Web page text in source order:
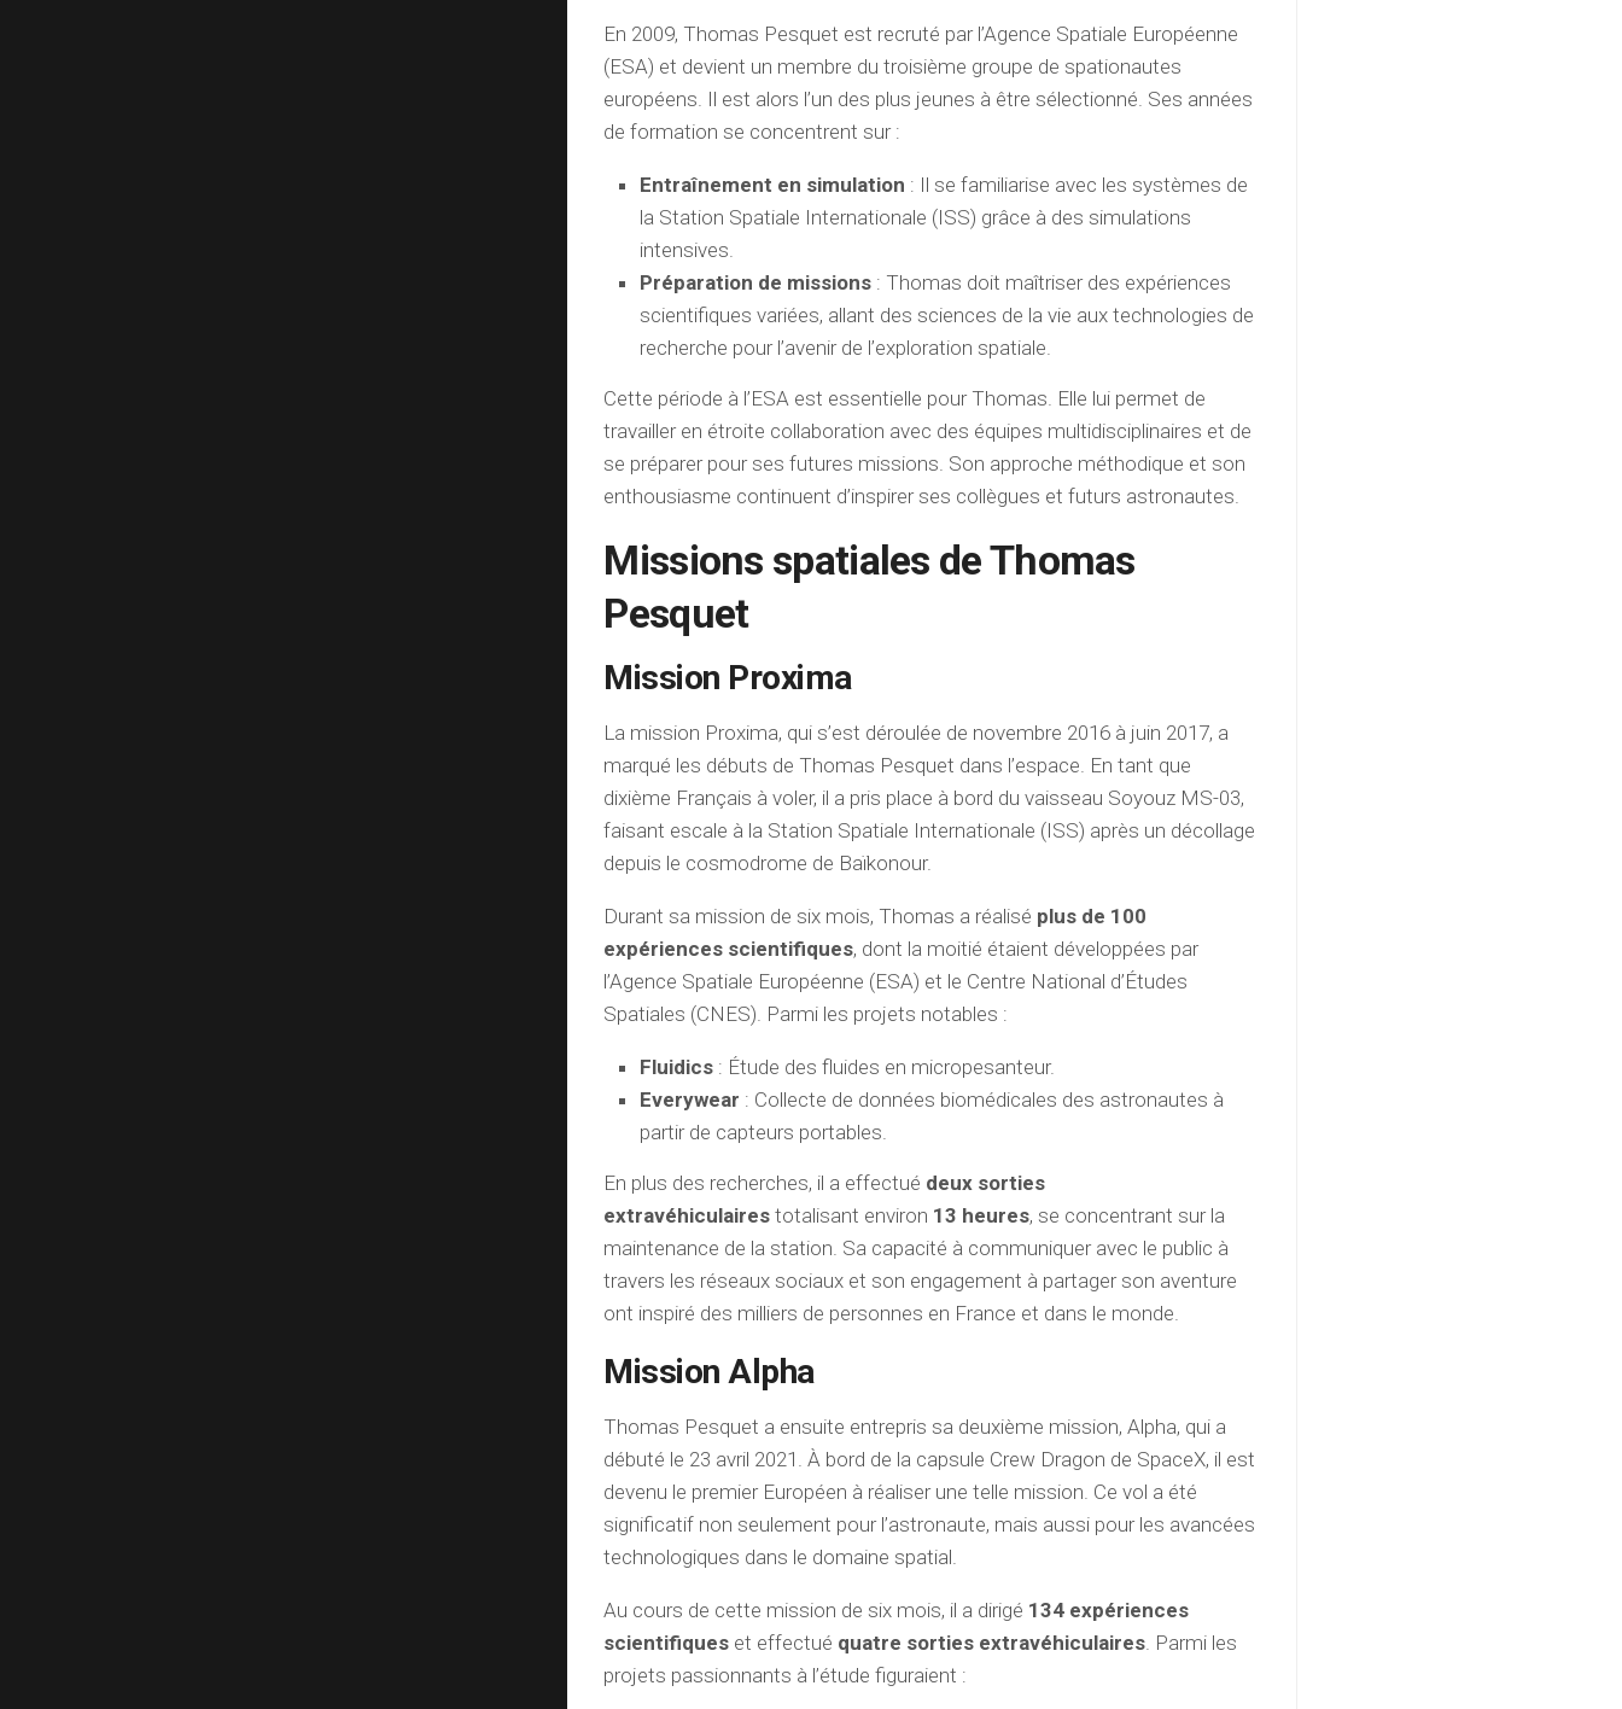
En 2009, Thomas Pesquet est recruté par l’Agence Spatiale Européenne
(ESA) et devient un membre du troisième groupe de spationautes
européens. Il est alors l’un des plus jeunes à être sélectionné. Ses années
de formation se concentrent sur :
Entraînement en simulation : Il se familiarise avec les systèmes de
la Station Spatiale Internationale (ISS) grâce à des simulations
intensives.
Préparation de missions : Thomas doit maîtriser des expériences
scientifiques variées, allant des sciences de la vie aux technologies de
recherche pour l’avenir de l’exploration spatiale.
Cette période à l’ESA est essentielle pour Thomas. Elle lui permet de
travailler en étroite collaboration avec des équipes multidisciplinaires et de
se préparer pour ses futures missions. Son approche méthodique et son
enthousiasme continuent d’inspirer ses collègues et futurs astronautes.
Missions spatiales de Thomas
Pesquet
Mission Proxima
La mission Proxima, qui s’est déroulée de novembre 2016 à juin 2017, a
marqué les débuts de Thomas Pesquet dans l’espace. En tant que
dixième Français à voler, il a pris place à bord du vaisseau Soyouz MS-03,
faisant escale à la Station Spatiale Internationale (ISS) après un décollage
depuis le cosmodrome de Baïkonour.
Durant sa mission de six mois, Thomas a réalisé plus de 100
expériences scientifiques, dont la moitié étaient développées par
l’Agence Spatiale Européenne (ESA) et le Centre National d’Études
Spatiales (CNES). Parmi les projets notables :
Fluidics : Étude des fluides en micropesanteur.
Everywear : Collecte de données biomédicales des astronautes à
partir de capteurs portables.
En plus des recherches, il a effectué deux sorties
extravéhiculaires totalisant environ 13 heures, se concentrant sur la
maintenance de la station. Sa capacité à communiquer avec le public à
travers les réseaux sociaux et son engagement à partager son aventure
ont inspiré des milliers de personnes en France et dans le monde.
Mission Alpha
Thomas Pesquet a ensuite entrepris sa deuxième mission, Alpha, qui a
débuté le 23 avril 2021. À bord de la capsule Crew Dragon de SpaceX, il est
devenu le premier Européen à réaliser une telle mission. Ce vol a été
significatif non seulement pour l’astronaute, mais aussi pour les avancées
technologiques dans le domaine spatial.
Au cours de cette mission de six mois, il a dirigé 134 expériences
scientifiques et effectué quatre sorties extravéhiculaires. Parmi les
projets passionnants à l’étude figuraient :